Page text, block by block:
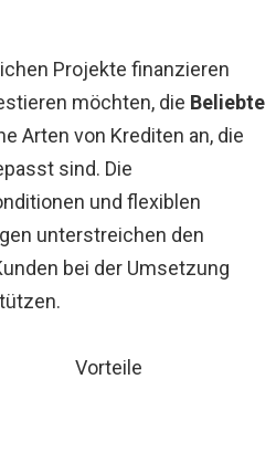
Projekte finanzieren
möchten, die Beliebte
Arten von Krediten an, die
sind. Die
und flexiblen
unterstreichen den
bei der Umsetzung
Vorteile